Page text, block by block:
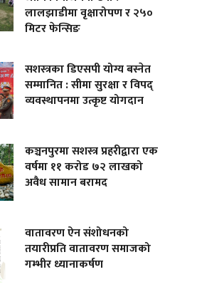
लालझाडीमा वृक्षारोपण र २५०
मिटर फेन्सिङ
सशस्त्रका डिएसपी योग्य बस्नेत
सम्मानित : सीमा सुरक्षा र विपद्
व्यवस्थापनमा उत्कृष्ट योगदान
कञ्चनपुरमा सशस्त्र प्रहरीद्वारा एक
वर्षमा ११ करोड ७२ लाखको
अवैध सामान बरामद
वातावरण ऐन संशोधनको
तयारीप्रति वातावरण समाजको
गम्भीर ध्यानाकर्षण